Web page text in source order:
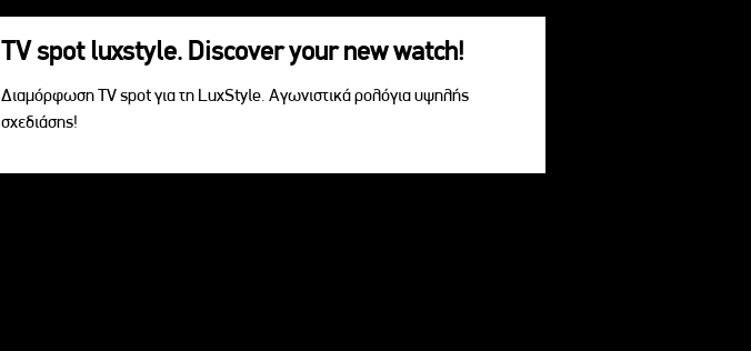
TV spot luxstyle. Discover your new watch!
Διαμόρφωση TV spot για τη LuxStyle. Αγωνιστικά ρολόγια υψηλής
σχεδιάσης!